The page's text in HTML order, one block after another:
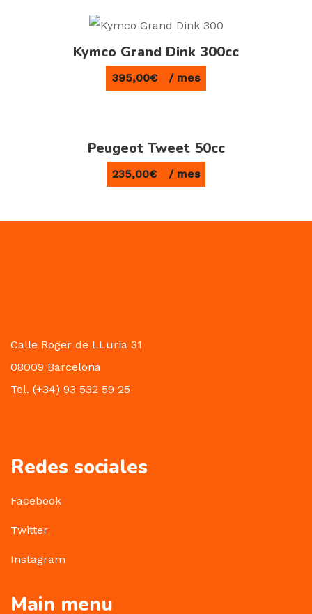
Kymco Grand Dink 300cc
395,00€ / mes
Peugeot Tweet 50cc
235,00€ / mes
Calle Roger de LLuria 31
08009 Barcelona
Tel. (+34) 93 532 59 25
Redes sociales
Facebook
Twitter
Instagram
Main menu